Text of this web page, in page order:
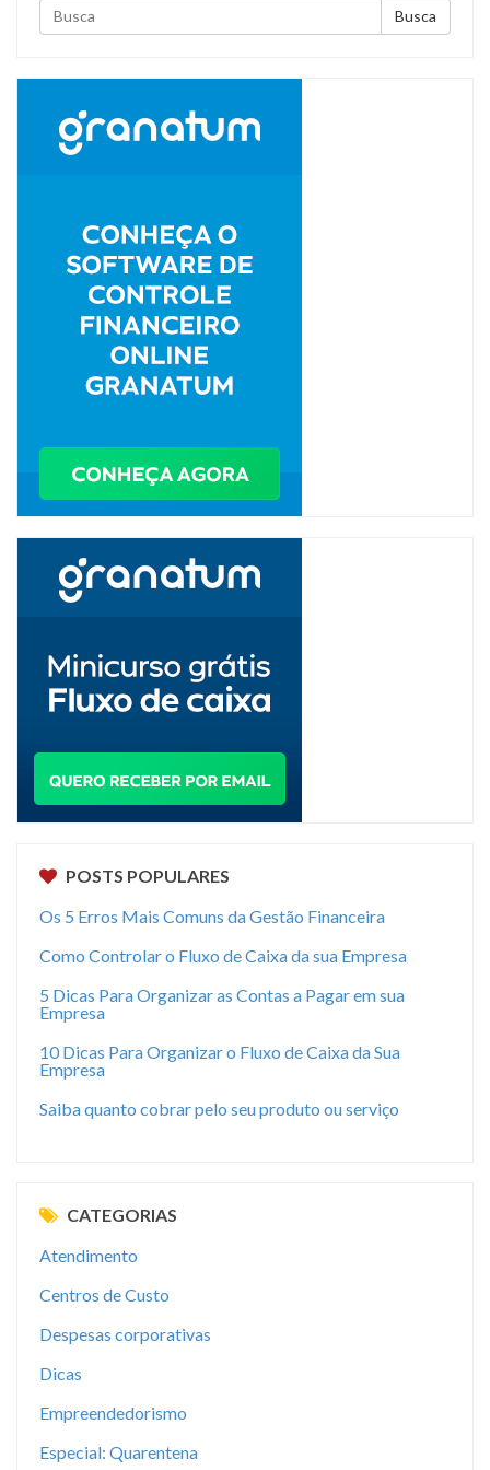
Busca
POSTS POPULARES
Os 5 Erros Mais Comuns da Gestão Financeira
Como Controlar o Fluxo de Caixa da sua Empresa
5 Dicas Para Organizar as Contas a Pagar em sua
Empresa
10 Dicas Para Organizar o Fluxo de Caixa da Sua
Empresa
Saiba quanto cobrar pelo seu produto ou serviço
CATEGORIAS
Atendimento
Centros de Custo
Despesas corporativas
Dicas
Empreendedorismo
Especial: Quarentena